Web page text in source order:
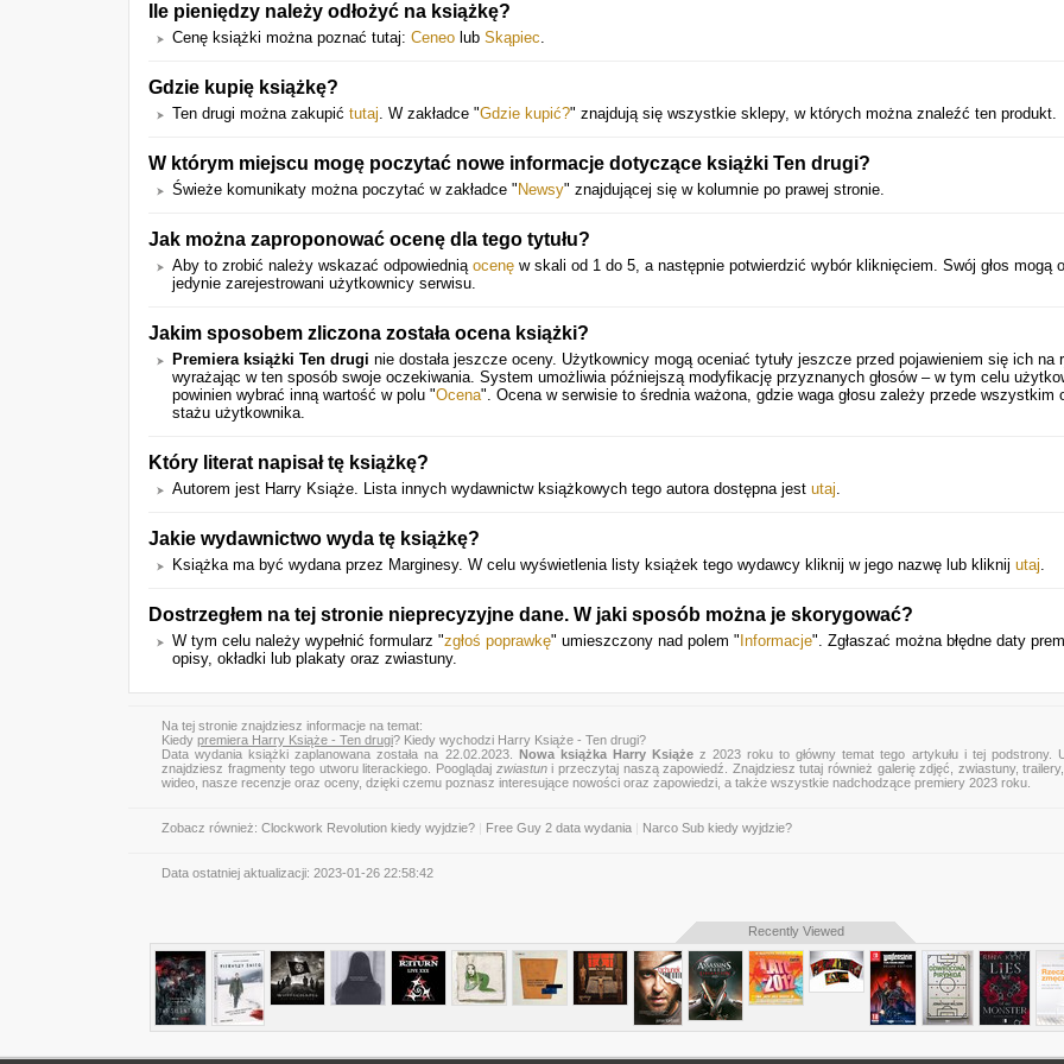
Ile pieniędzy należy odłożyć na książkę?
Cenę książki można poznać tutaj: Ceneo lub Skąpiec.
Gdzie kupię książkę?
Ten drugi można zakupić tutaj. W zakładce "Gdzie kupić?" znajdują się wszystkie sklepy, w których można znaleźć ten produkt.
W którym miejscu mogę poczytać nowe informacje dotyczące książki Ten drugi?
Świeże komunikaty można poczytać w zakładce " Newsy" znajdującej się w kolumnie po prawej stronie.
Jak można zaproponować ocenę dla tego tytułu?
Aby to zrobić należy wskazać odpowiednią ocenę w skali od 1 do 5, a następnie potwierdzić wybór kliknięciem. Swój głos mogą
jedynie zarejestrowani użytkownicy serwisu.
Jakim sposobem zliczona została ocena książki?
Premiera książki Ten drugi nie dostała jeszcze oceny. Użytkownicy mogą oceniać tytuły jeszcze przed pojawieniem się ich na
wyrażając w ten sposób swoje oczekiwania. System umożliwia późniejszą modyfikację przyznanych głosów – w tym celu
powinien wybrać inną wartość w polu "Ocena". Ocena w serwisie to średnia ważona, gdzie waga głosu zależy przede wszystkim
stażu użytkownika.
Który literat napisał tę książkę?
Autorem jest Harry Książe. Lista innych wydawnictw książkowych tego autora dostępna jest utaj.
Jakie wydawnictwo wyda tę książkę?
Książka ma być wydana przez Marginesy. W celu wyświetlenia listy książek tego wydawcy kliknij w jego nazwę lub kliknij utaj.
Dostrzegłem na tej stronie nieprecyzyjne dane. W jaki sposób można je skorygować?
W tym celu należy wypełnić formularz "zgłoś poprawkę" umieszczony nad polem " Informacje". Zgłaszać można błędne daty
opisy, okładki lub plakaty oraz zwiastuny.
Na tej stronie znajdziesz informacje na temat:
Kiedy premiera Harry Książe - Ten drugi? Kiedy wychodzi Harry Książe - Ten drugi?
Data wydania książki zaplanowana została na 22.02.2023. Nowa książka Harry Książez 2023 roku to główny temat tego artykułu i tej podstrony.
znajdziesz fragmenty tego utworu literackiego. Pooglądaj zwiastuni przeczytaj naszą zapowiedź. Znajdziesz tutaj również galerię zdjęć, zwiastuny,
wideo, nasze recenzje oraz oceny, dzięki czemu poznasz interesujące nowości oraz zapowiedzi, a także wszystkie nadchodzące premiery 2023 roku.
Zobacz również: Clockwork Revolution kiedy wyjdzie? Free Guy 2 data wydania Narco Sub kiedy wyjdzie?
Data ostatniej aktualizacji: 2023-01-26 22:58:42
Recently Viewed